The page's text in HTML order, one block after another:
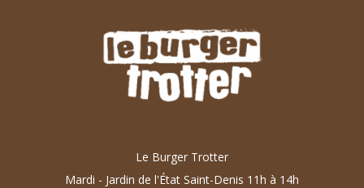
Le Burger Trotter
Mardi - Jardin de l'État Saint-Denis 11h à 14h